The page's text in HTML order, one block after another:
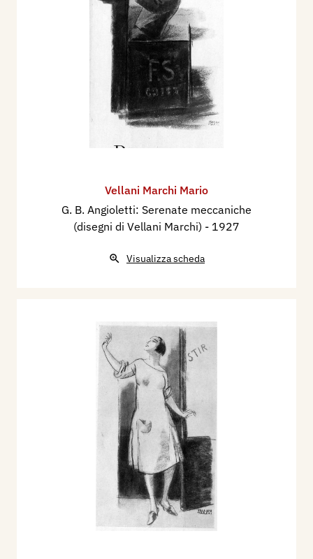
Nel 1942 partecipa alla XXIII Esposizione
Internazionale d'Arte della Città di Venezia, con 1
Nel sett / ott. 1942 partecipa al IV° Premio
Bergamo Mostra Nazionale di Pittura, a
Bergamo, nel Palazzo della Ragione, con i dipinti:
Tramonto autunnale, Merlettaia buranella.
Nel 1950 partecipa alla Esposizione
Internazionale d'Arte della Città di Venezia, con 2
Nel 1955 partecipa con il dipinto "Rio Giudecca a
Burano", alla rassegna: Viaggio in Italia. Terzo
Premio di Pittura ESSO, a Venezia.
Sue incisioni sono inserite nella Raccolta delle
Stampe Adalberto Sartori di Mantova,
www.raccoltastampesartori.it
1922 - "Studio di posa". Modena, Il Focolare di
casa nostra, espressione di vita della Famiglia
Vellani Marchi Mario
G. B. Angioletti: Serenate meccaniche
(disegni di Vellani Marchi) - 1927
Visualizza scheda